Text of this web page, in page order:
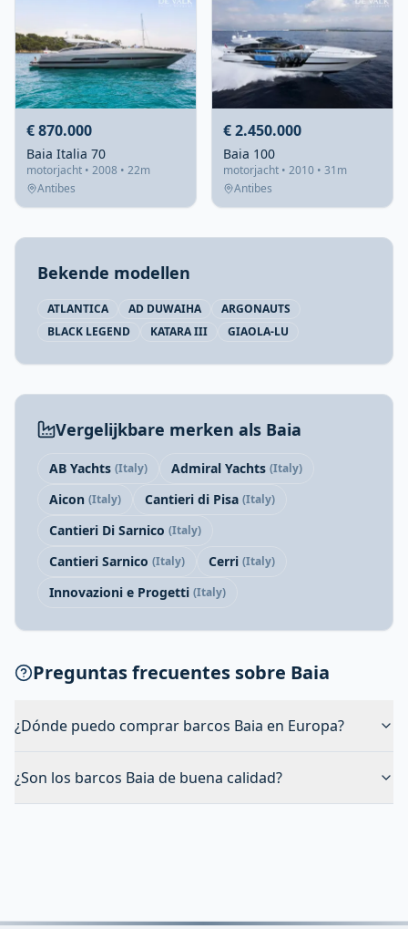
€ 870.000
Baia Italia 70
motorjacht • 2008 • 22m
Antibes
€ 2.450.000
Baia 100
motorjacht • 2010 • 31m
Antibes
Bekende modellen
ATLANTICA AD DUWAIHA
ARGONAUTS
BLACK LEGEND
KATARA III GIAOLA-LU
Vergelijkbare merken als Baia
AB Yachts (Italy) Admiral Yachts (Italy)
Aicon (Italy) Cantieri di Pisa (Italy)
Cantieri Di Sarnico (Italy)
Cantieri Sarnico (Italy) Cerri (Italy)
Innovazioni e Progetti (Italy)
Preguntas frecuentes sobre Baia
¿Dónde puedo comprar barcos Baia en Europa?
¿Son los barcos Baia de buena calidad?